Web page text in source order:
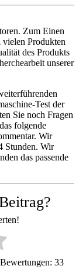
Zum Einen
vielen Produkten
des Produkts
unserer
Test der
Sie noch Fragen
folgende
Wir
Stunden. Wir
das passende
33